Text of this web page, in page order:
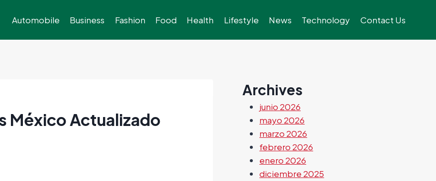
Automobile Business Fashion Food Health Lifestyle News Technology Contact Us
México Actualizado
Archives
junio 2026
mayo 2026
marzo 2026
febrero 2026
enero 2026
diciembre 2025